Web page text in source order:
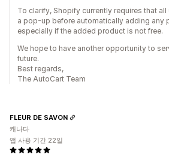
To clarify, Shopify currently requires that
a pop-up before automatically adding any
especially if the added product is not free.
We hope to have another opportunity to
future.
Best regards,
The AutoCart Team
FLEUR DE SAVON
캐나다
앱 사용 기간 22일